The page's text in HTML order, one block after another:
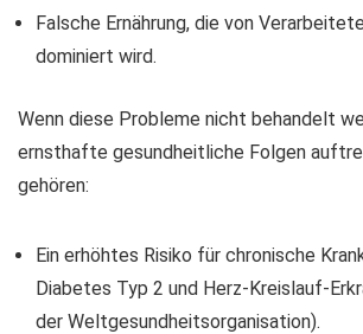
Falsche Ernährung, die von
dominiert wird.
Wenn diese Probleme nicht behandelt
ernsthafte gesundheitliche Folgen
gehören:
Ein erhöhtes Risiko für chronische
Diabetes Typ 2 und Herz-Kreislauf-
der Weltgesundheitsorganisation).